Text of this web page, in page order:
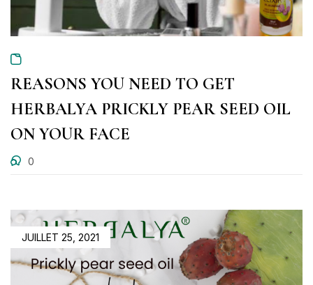
REASONS YOU NEED TO GET
HERBALYA PRICKLY PEAR SEED OIL
ON YOUR FACE
0
JUILLET 25, 2021